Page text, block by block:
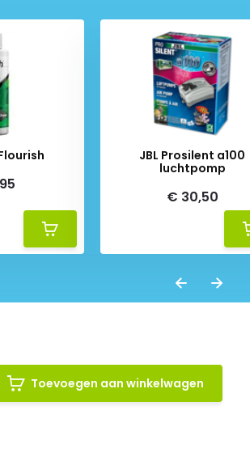
JBL Prosilent a100
luchtpomp
€ 30,50
Toevoegen aan winkelwagen